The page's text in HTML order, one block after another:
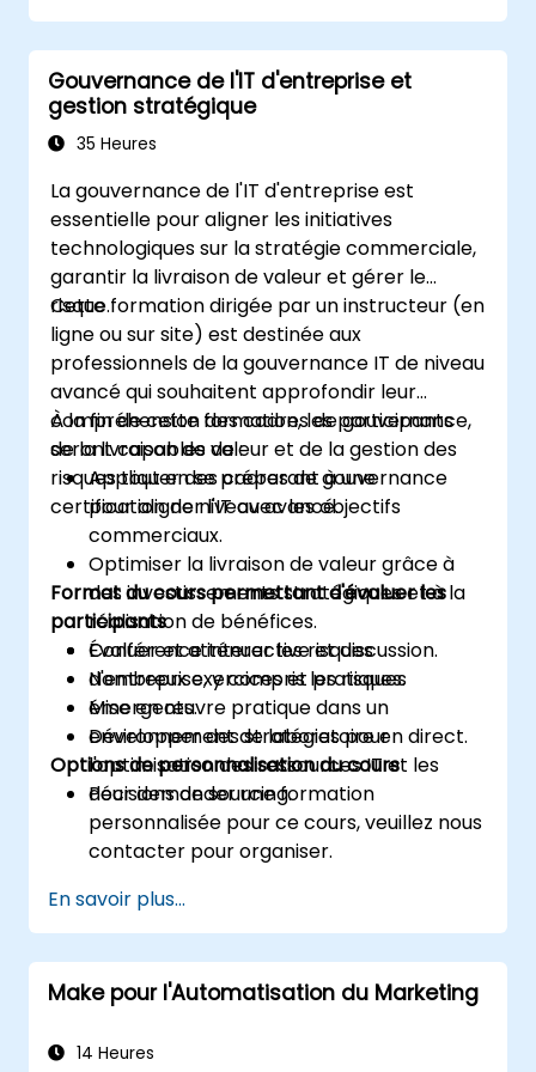
Gouvernance de l'IT d'entreprise et
gestion stratégique
35 Heures
La gouvernance de l'IT d'entreprise est
essentielle pour aligner les initiatives
technologiques sur la stratégie commerciale,
garantir la livraison de valeur et gérer le
risque.
Cette formation dirigée par un instructeur (en
ligne ou sur site) est destinée aux
professionnels de la gouvernance IT de niveau
avancé qui souhaitent approfondir leur
compréhension des cadres de gouvernance,
de la livraison de valeur et de la gestion des
risques tout en se préparant à une
certification de niveau avancé.
À la fin de cette formation, les participants
seront capables de :
Appliquer des cadres de gouvernance
pour aligner l'IT avec les objectifs
commerciaux.
Optimiser la livraison de valeur grâce à
des investissements stratégiques et à la
réalisation de bénéfices.
Évaluer et atténuer les risques
d'entreprise, y compris les risques
émergents.
Développer des stratégies pour
l'optimisation des ressources IT et les
décisions de sourcing.
Format du cours permettant d'évaluer les
participants
Conférence interactive et discussion.
Nombreux exercices et pratiques.
Mise en œuvre pratique dans un
environnement de laboratoire en direct.
Options de personnalisation du cours
Pour demander une formation
personnalisée pour ce cours, veuillez nous
contacter pour organiser.
En savoir plus...
Make pour l'Automatisation du Marketing
14 Heures